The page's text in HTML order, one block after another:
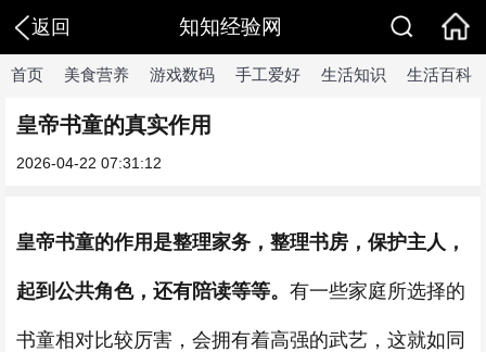
返回 知知经验网
首页 美食营养 游戏数码 手工爱好 生活知识 生活百科
皇帝书童的真实作用
2026-04-22 07:31:12
皇帝书童的作用是整理家务，整理书房，保护主人，
起到公共角色，还有陪读等等。 有一些家庭所选择的
书童相对比较厉害，会拥有着高强的武艺，这就如同